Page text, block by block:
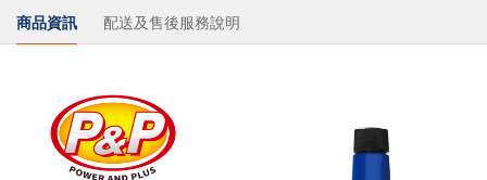
商品資訊 配送及售後服務說明